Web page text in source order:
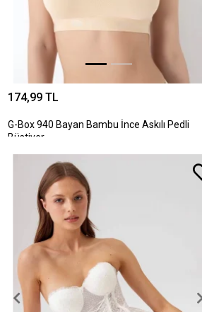
174,99 TL
G-Box 940 Bayan Bambu İnce Askılı Pedli
Büstiyer